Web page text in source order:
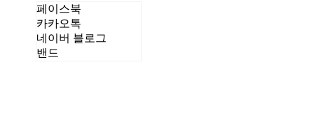
페이스북
카카오톡
네이버 블로그
밴드